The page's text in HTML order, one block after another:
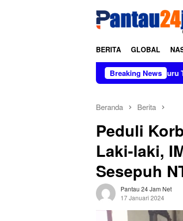
BERITA GLOBAL
Breaking News
Elite, 3 Siswa dan 3 Guru Tewas
Beranda Berita
Peduli
Laki-laki,
Sesepuh
Pantau 24 Jam Net
17 Januari 2024